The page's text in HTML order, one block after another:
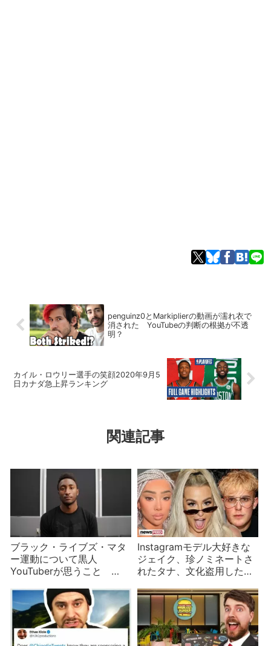
penguinz0とMarkiplierの動画が濡れ衣で
消された YouTubeの判断の根拠が不透
明？
カイル・ロウリー選手の笑顔2020年9月5
日カナダ急上昇ランキング
関連記事
ブラック・ライブズ・マタ
ー運動について黒人
YouTuberが思うこと
Instagramモデル大好きな
ジェイク、珍ノミネートさ
れたタナ、文化盗用したニ